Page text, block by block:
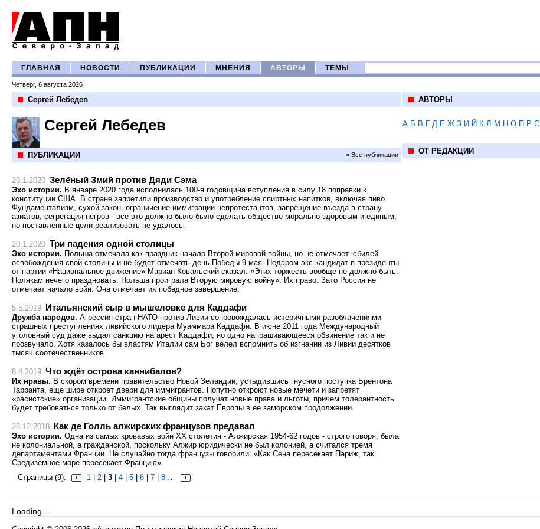
ГЛАВНАЯ НОВОСТИ ПУБЛИКАЦИИ МНЕНИЯ АВТОРЫ ТЕМЫ
Четверг, 6 августа 2026
Сергей Лебедев
Сергей Лебедев
ПУБЛИКАЦИИ » Все публикации
29.1.2020 Зелёный Змий против Дяди Сэма
Эхо истории. В январе 2020 года исполнилась 100-я годовщина вступления в силу 18 поправки к
конституции США. В стране запретили производство и употребление спиртных напитков, включая пиво.
Фундаментализм, сухой закон, ограничение иммиграции непротестантов, запрещение въезда в страну
азиатов, сегрегация негров - всё это должно было было сделать общество морально здоровым и единым,
но поставленные цели реализовать не удалось.
20.1.2020 Три падения одной столицы
Эхо истории. Польша отмечала как праздник начало Второй мировой войны, но не отмечает юбилей
освобождения свой столицы и не будет отмечать день Победы 9 мая. Недаром экс-кандидат в президенты
от партии «Национальное движение» Мариан Ковальский сказал: «Этих торжеств вообще не должно быть.
Полякам нечего праздновать. Польша проиграла Вторую мировую войну». Их право. Зато Россия не
отмечает начало войн. Она отмечает их победное завершение.
5.5.2019 Итальянский сыр в мышеловке для Каддафи
Дружба народов. Агрессия стран НАТО против Ливии сопровождалась истеричными разоблачениями
страшных преступлениях ливийского лидера Муаммара Каддафи. В июне 2011 года Международный
уголовный суд даже выдал санкцию на арест Каддафи, но одно напрашивающееся обвинение так и не
прозвучало. Хотя казалось бы властям Италии сам Бог велел вспомнить об изгнании из Ливии десятков
тысяч соотечественников.
8.4.2019 Что ждёт острова каннибалов?
Их нравы. В скором времени правительство Новой Зеландии, устыдившись гнусного поступка Брентона
Тарранта, еще шире откроет двери для иммигрантов. Попутно откроют новые мечети и запретят
«расистские» организации. Иммигрантские общины получат новые права и льготы, причем толерантность
будет требоваться только от белых. Так выглядит закат Европы в ее заморском продолжении.
28.12.2018 Как де Голль алжирских французов предавал
Эхо истории. Одна из самых кровавых войн XX столетия - Алжирская 1954-62 годов - строго говоря, была
не колониальной, а гражданской, поскольку Алжир юридически не был колонией, а считался тремя
департаментами Франции. Не случайно тогда французы говорили: «Как Сена пересекает Париж, так
Средиземное море пересекает Францию».
Страницы (9):
1 2 3 4 5 6 7 8 …
АВТОРЫ
А Б В Г Д Е Ж З И Й К Л М Н О П Р С
ОТ РЕДАКЦИИ
Loading...